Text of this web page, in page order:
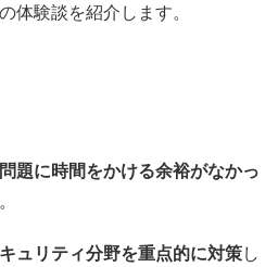
体験談を紹介します。
題に時間をかける余裕がなかっ
ュリティ分野を重点的に対策し